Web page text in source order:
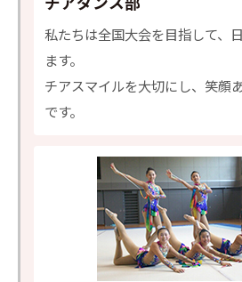
私たちは全国大会を目指して、
ます。
チアスマイルを大切にし、笑顔
です。